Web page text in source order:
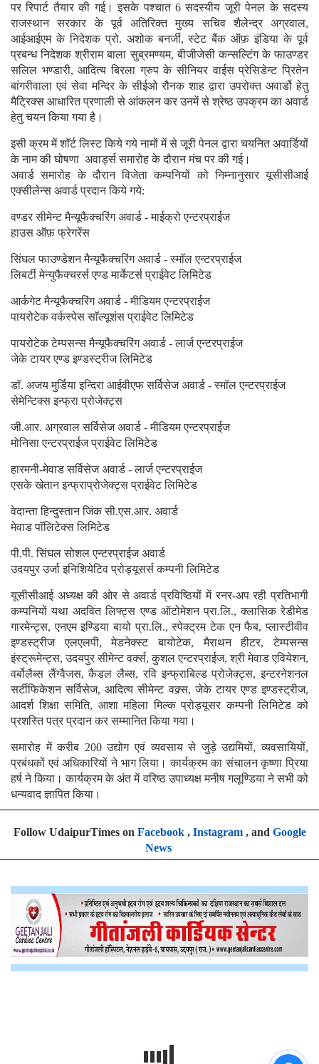
पर रिपार्ट तैयार की गई। इसके पश्चात 6 सदस्यीय जूरी पेनल के सदस्य
राजस्थान सरकार के पूर्व अतिरिक्त मुख्य सचिव शैलेन्द्र अग्रवाल,
आईआईएम के निदेशक प्रो. अशोक बनर्जी, स्टेट बैंक ऑफ़ इंडिया के पूर्व
प्रबन्ध निदेशक श्रीराम बाला सुब्रमण्यम, बीजीजेसी कन्सल्टिंग के फाउण्डर
सलिल भण्डारी, आदित्य बिरला ग्रुप के सीनियर वाईस प्रेसिडेन्ट प्रितेन
बांगरीवाला एवं सेवा मन्दिर के सीईओ रौनक शाह द्वारा उपरोक्त अवार्डो हेतु
मैट्रिक्स आधारित प्रणाली से आंकलन कर उनमें से श्रेष्ठ उपक्रम का अवार्ड
हेतु चयन किया गया है।
इसी क्रम में शाॅर्ट लिस्ट किये गये नामों में से जूरी पेनल द्वारा चयनित अवार्डियों
के नाम की घोषणा अवार्ड्स समारोह के दौरान मंच पर की गई।
अवार्ड समारोह के दौरान विजेता कम्पनियों को निम्नानुसार यूसीसीआई
एक्सीलेन्स अवार्ड प्रदान किये गये:
वण्डर सीमेन्ट मैन्यूफैक्चरिंग अवार्ड - माईक्रो एन्टरप्राईज
हाउस ऑफ़ फ्रेगरेंस
सिंघल फाउण्डेशन मैन्यूफैक्चरिंग अवार्ड - स्माॅल एन्टरप्राईज
लिबर्टी मेन्युफैक्चरर्स एण्ड मार्केटर्स प्राईवेट लिमिटेड
आर्कगेट मैन्यूफैक्चरिंग अवार्ड - मीडियम एन्टरप्राईज
पायरोटेक वर्कस्पेस साॅल्यूशंस प्राईवेट लिमिटेड
पायरोटेक टेम्पसन्स मैन्यूफैक्चरिंग अवार्ड - लार्ज एन्टरप्राईज
जेके टायर एण्ड इण्डस्ट्रीज लिमिटेड
डाॅ. अजय मुर्डिया इन्दिरा आईवीएफ सर्विसेज अवार्ड - स्माॅल एन्टरप्राईज
सेमेन्टिक्स इन्फ्रा प्रोजेक्ट्स
जी.आर. अग्रवाल सर्विसेज अवार्ड - मीडियम एन्टरप्राईज
मोनिसा एन्टरप्राईज प्राईवेट लिमिटेड
हारमनी-मेवाड सर्विसेज अवार्ड - लार्ज एन्टरप्राईज
एसके खेतान इन्फ्राप्रोजेक्ट्स प्राईवेट लिमिटेड
वेदान्ता हिन्दुस्तान जिंक सी.एस.आर. अवार्ड
मेवाड पाॅलिटेक्स लिमिटेड
पी.पी. सिंघल सोशल एन्टरप्राईज अवार्ड
उदयपुर उर्जा इनिशियेटिव प्रोड्यूसर्स कम्पनी लिमिटेड
यूसीसीआई अध्यक्ष की ओर से अवार्ड प्रविष्ठियों में रनर-अप रही प्रतिभागी
कम्पनियों यथा अदवित लिफ्ट्स एण्ड ऑटोमेशन प्रा.लि., क्लासिक रेडीमेड
गारमेन्ट्स, एनएम इण्डिया बायो प्रा.लि., स्पेक्ट्रम टेक एन फैब, प्लास्टीवीव
इण्डस्ट्रीज एलएलपी, मेडनेक्स्ट बायोटेक, मैराथन हीटर, टेम्पसन्स
इंस्ट्रूमेन्ट्स, उदयपुर सीमेन्ट वर्क्स, कुशल एन्टरप्राईज, श्री मेवाड एवियेशन,
वर्बोलैब्स लैंग्वैजस, कैडल लैब्स, रवि इन्फ्राबिल्ड प्रोजेक्ट्स, इन्टरनेशनल
सर्टीफिकेशन सर्विसेज, आदित्य सीमेन्ट वक्र्स, जेके टायर एण्ड इण्डस्ट्रीज,
आदर्श शिक्षा समिति, आशा महिला मिल्क प्रोड्यूसर कम्पनी लिमिटेड को
प्रशस्ति पत्र प्रदान कर सम्मानित किया गया।
समारोह में करीब 200 उद्योग एवं व्यवसाय से जुड़े उद्यमियों, व्यवसायियों,
प्रबंधकों एवं अधिकारियों ने भाग लिया। कार्यक्रम का संचालन कृष्णा प्रिया
हर्ष ने किया। कार्यक्रम के अंत में वरिष्ठ उपाध्यक्ष मनीष गलूण्डिया ने सभी को
धन्यवाद ज्ञापित किया।
Follow UdaipurTimes on Facebook, Instagram, and Google
News